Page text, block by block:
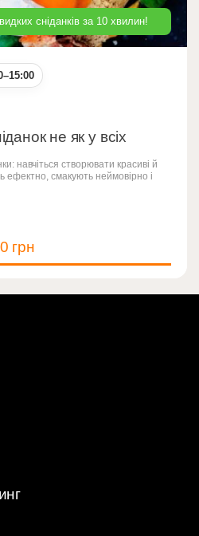
сніданків за 10 хвилин!
не як у всіх
навчіться створювати красиві й
ефектно, смакують неймовірно і
грн